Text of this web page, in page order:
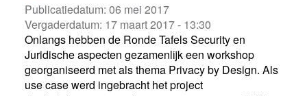
Publicatiedatum: 06 mei 2017
Vergaderdatum: 17 maart 2017 - 13:30
Onlangs hebben de Ronde Tafels Security en
Juridische aspecten gezamenlijk een workshop
georganiseerd met als thema Privacy by Design. Als
use case werd ingebracht het project